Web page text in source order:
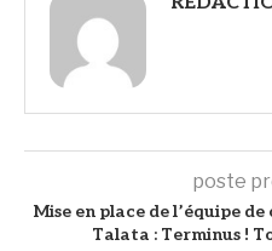
poste
Mise en place de l’équipe
Talata : Terminus !